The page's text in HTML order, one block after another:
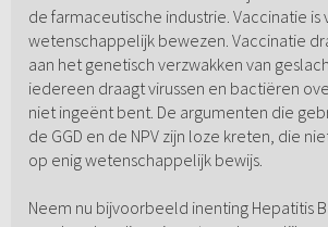
de farmaceutische industrie. Vaccinatie is
wetenschappelijk bewezen. Vaccinatie
aan het genetisch verzwakken van
iedereen draagt virussen en bactiëren
niet ingeënt bent. De argumenten die
de GGD en de NPV zijn loze kreten, die
op enig wetenschappelijk bewijs.
Neem nu bijvoorbeeld inenting Hepatitis